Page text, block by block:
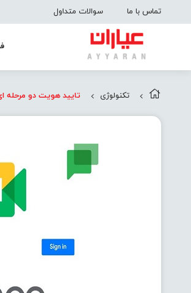
تماس با ما سوالات متداول
تکنولوژی تایید هویت دو